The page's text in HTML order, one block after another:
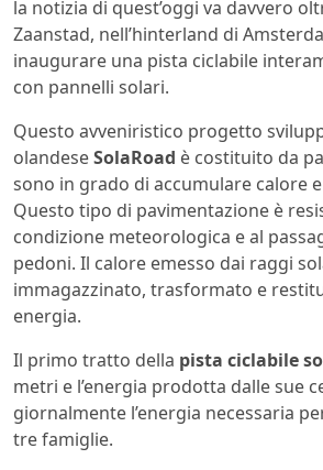
la notizia di quest’oggi va davvero
Zaanstad, nell’hinterland di
inaugurare una pista ciclabile
con pannelli solari.
Questo avveniristico progetto
olandeseSolaRoad è costituito da
sono in grado di accumulare calore
Questo tipo di pavimentazione è
condizione meteorologica e al
pedoni. Il calore emesso dai raggi
immagazzinato, trasformato e
energia.
Il primo tratto della pista ciclabile
metri e l’energia prodotta dalle sue
giornalmente l’energia necessaria
tre famiglie.